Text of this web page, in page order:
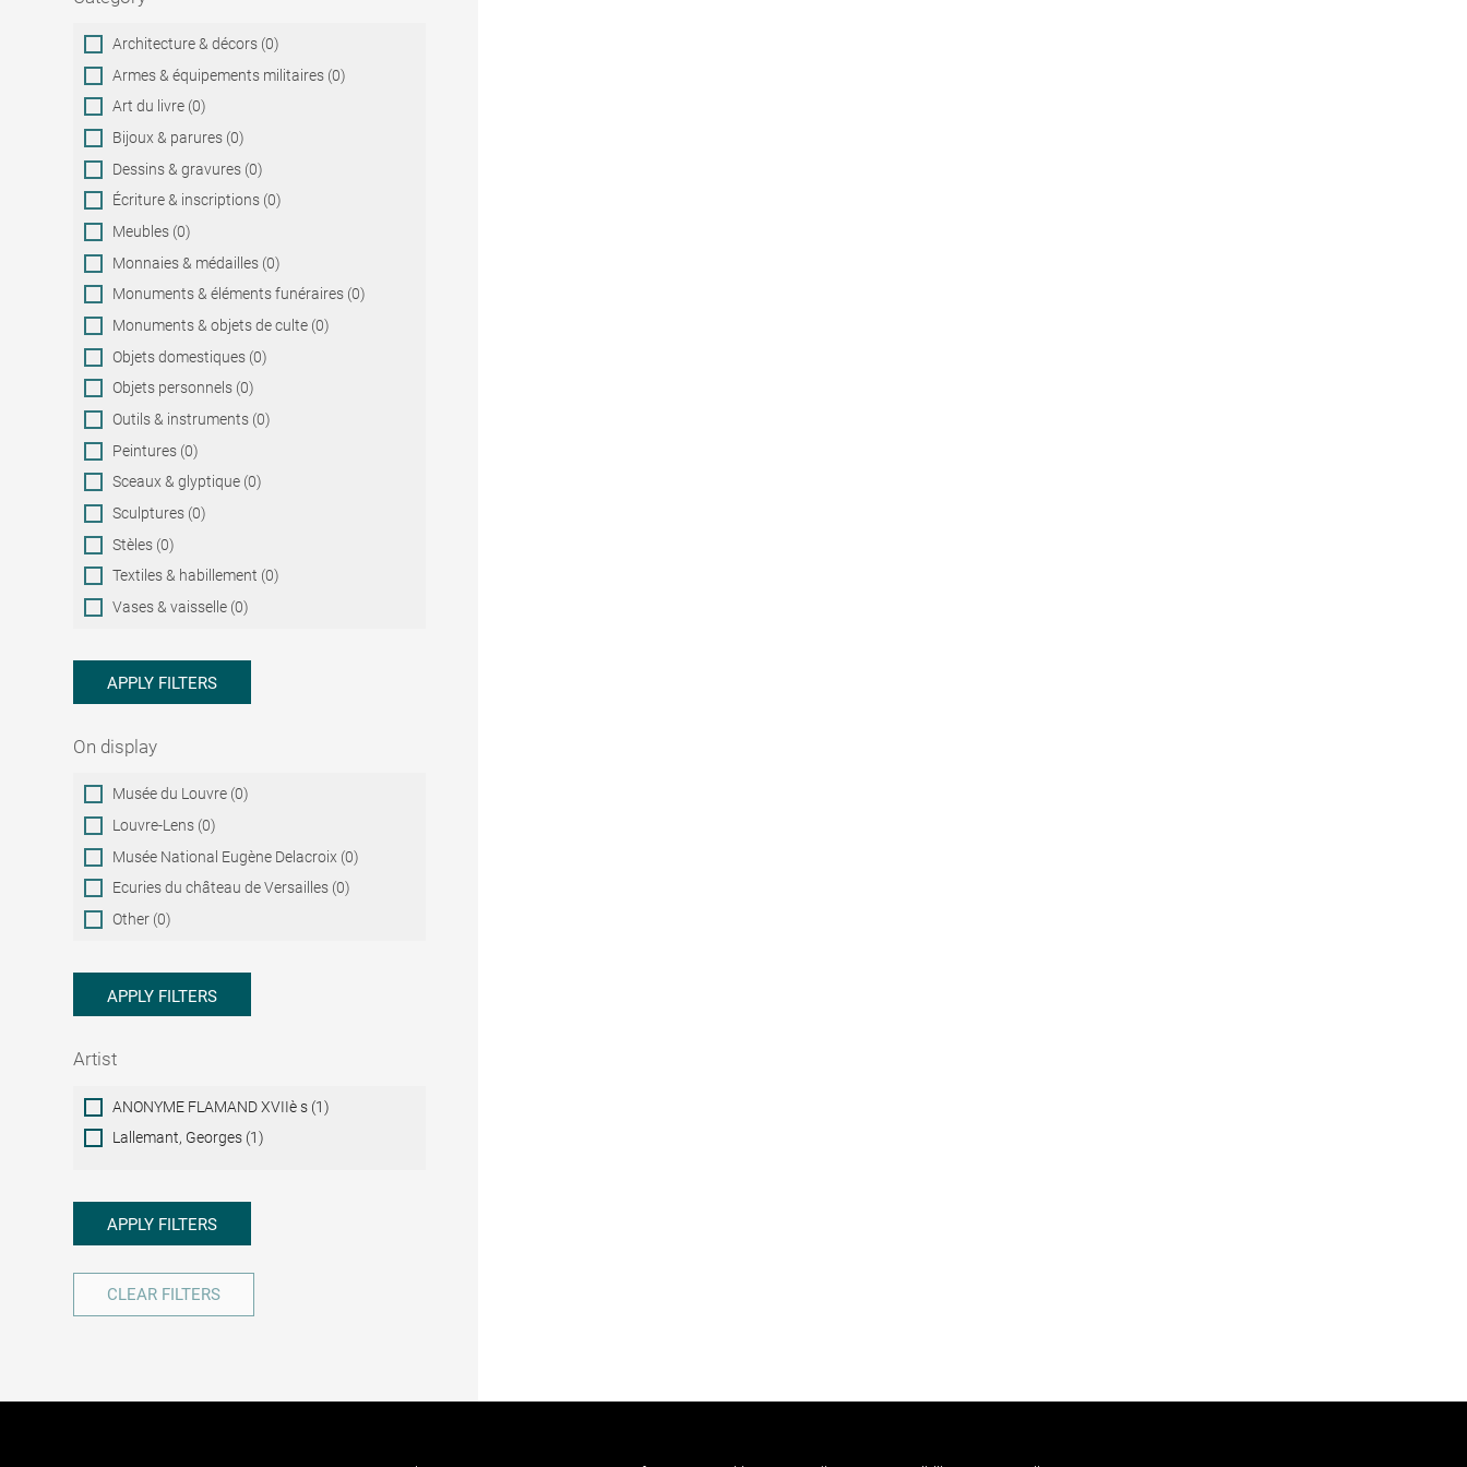
Category
Architecture & décors (0)
Armes & équipements militaires (0)
Art du livre (0)
Bijoux & parures (0)
Dessins & gravures (0)
Écriture & inscriptions (0)
Meubles (0)
Monnaies & médailles (0)
Monuments & éléments funéraires (0)
Monuments & objets de culte (0)
Objets domestiques (0)
Objets personnels (0)
Outils & instruments (0)
Peintures (0)
Sceaux & glyptique (0)
Sculptures (0)
Stèles (0)
Textiles & habillement (0)
Vases & vaisselle (0)
APPLY FILTERS
On display
On
display
Musée du Louvre (0)
Louvre-Lens (0)
Musée National Eugène Delacroix (0)
Ecuries du château de Versailles (0)
Other (0)
APPLY FILTERS
Artist
ArtistANONYME FLAMAND XVIIè s (1)
Lallemant, Georges (1)
APPLY FILTERS
CLEAR FILTERS